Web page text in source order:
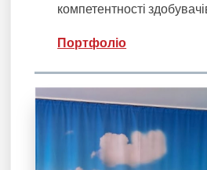
компетентності
Портфоліо